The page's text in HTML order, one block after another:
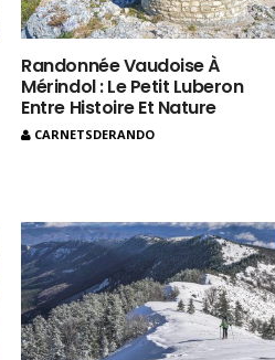
Randonnée Vaudoise À
Mérindol : Le Petit Luberon
Entre Histoire Et Nature
CARNETSDERANDO